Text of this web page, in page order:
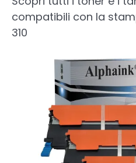
compatibili con la
310